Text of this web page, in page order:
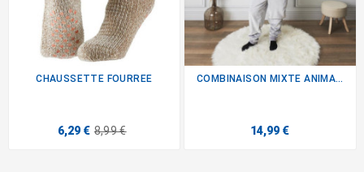
CHAUSSETTE FOURREE
6,29 € 8,99 €
COMBINAISON MIXTE ANIMAL S/XXL
14,99 €